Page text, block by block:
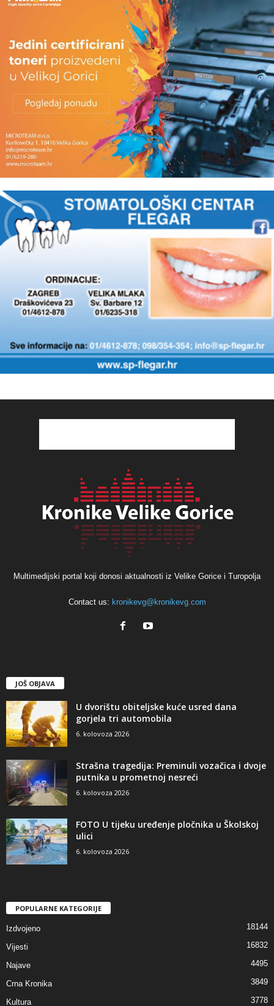
Multimedijski portal koji donosi aktualnosti iz Velike Gorice i Turopolja
Contact us: kronikevg@kronikevg.com
JOŠ OBJAVA
U dvorištu obiteljske kuće usred dana
gorjela tri automobila
6. kolovoza 2026
Strašna tragedija: Preminuli vozačica i dvoje
putnika u prometnoj nesreći
6. kolovoza 2026
FOTO U tijeku uređenje pločnika u Školskoj
ulici
6. kolovoza 2026
POPULARNE KATEGORIJE
Izdvojeno 18144
Vijesti 16832
Najave 4495
Crna Kronika 3849
Kultura 3778